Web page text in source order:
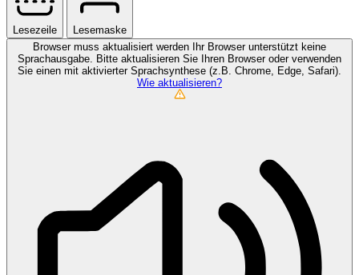
Lesezeile
Lesemaske
Browser muss aktualisiert werden
Ihr Browser unterstützt keine
Sprachausgabe. Bitte aktualisieren Sie Ihren Browser oder verwenden
Sie einen mit aktivierter Sprachsynthese (z.B. Chrome, Edge, Safari).
Wie aktualisieren?